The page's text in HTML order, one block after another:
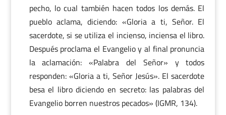
pecho, lo cual también hacen todos los demás. El
pueblo aclama, diciendo: «Gloria a ti, Señor. El
sacerdote, si se utiliza el incienso, inciensa el libro.
Después proclama el Evangelio y al final pronuncia
la aclamación: «Palabra del Señor» y todos
responden: «Gloria a ti, Señor Jesús». El sacerdote
besa el libro diciendo en secreto: las palabras del
Evangelio borren nuestros pecados» (IGMR, 134).